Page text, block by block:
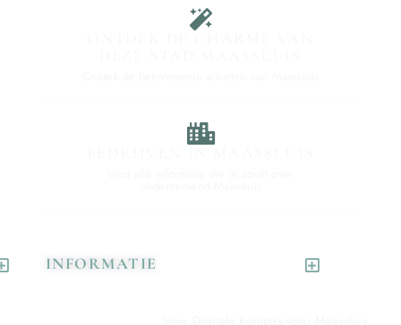
INFORMATIE